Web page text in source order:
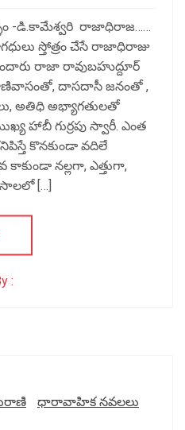
-డి.కామేశ్వరి రాజాధిరాజ……
స్తోత్రం చేసే రాజాధిరాజు
రాజా రావుబహుద్దూర్
దాసదాసీ జనంతో ,
అతిధి అభ్యాగతులతో
హాబీ గుర్రపు స్వారీ. ఎంత
కొనకుండా వదిలే
కాకుండా నల్లగా, ఎత్తుగా,
సాలలో […]
:
ధారావాహిక నవలలు